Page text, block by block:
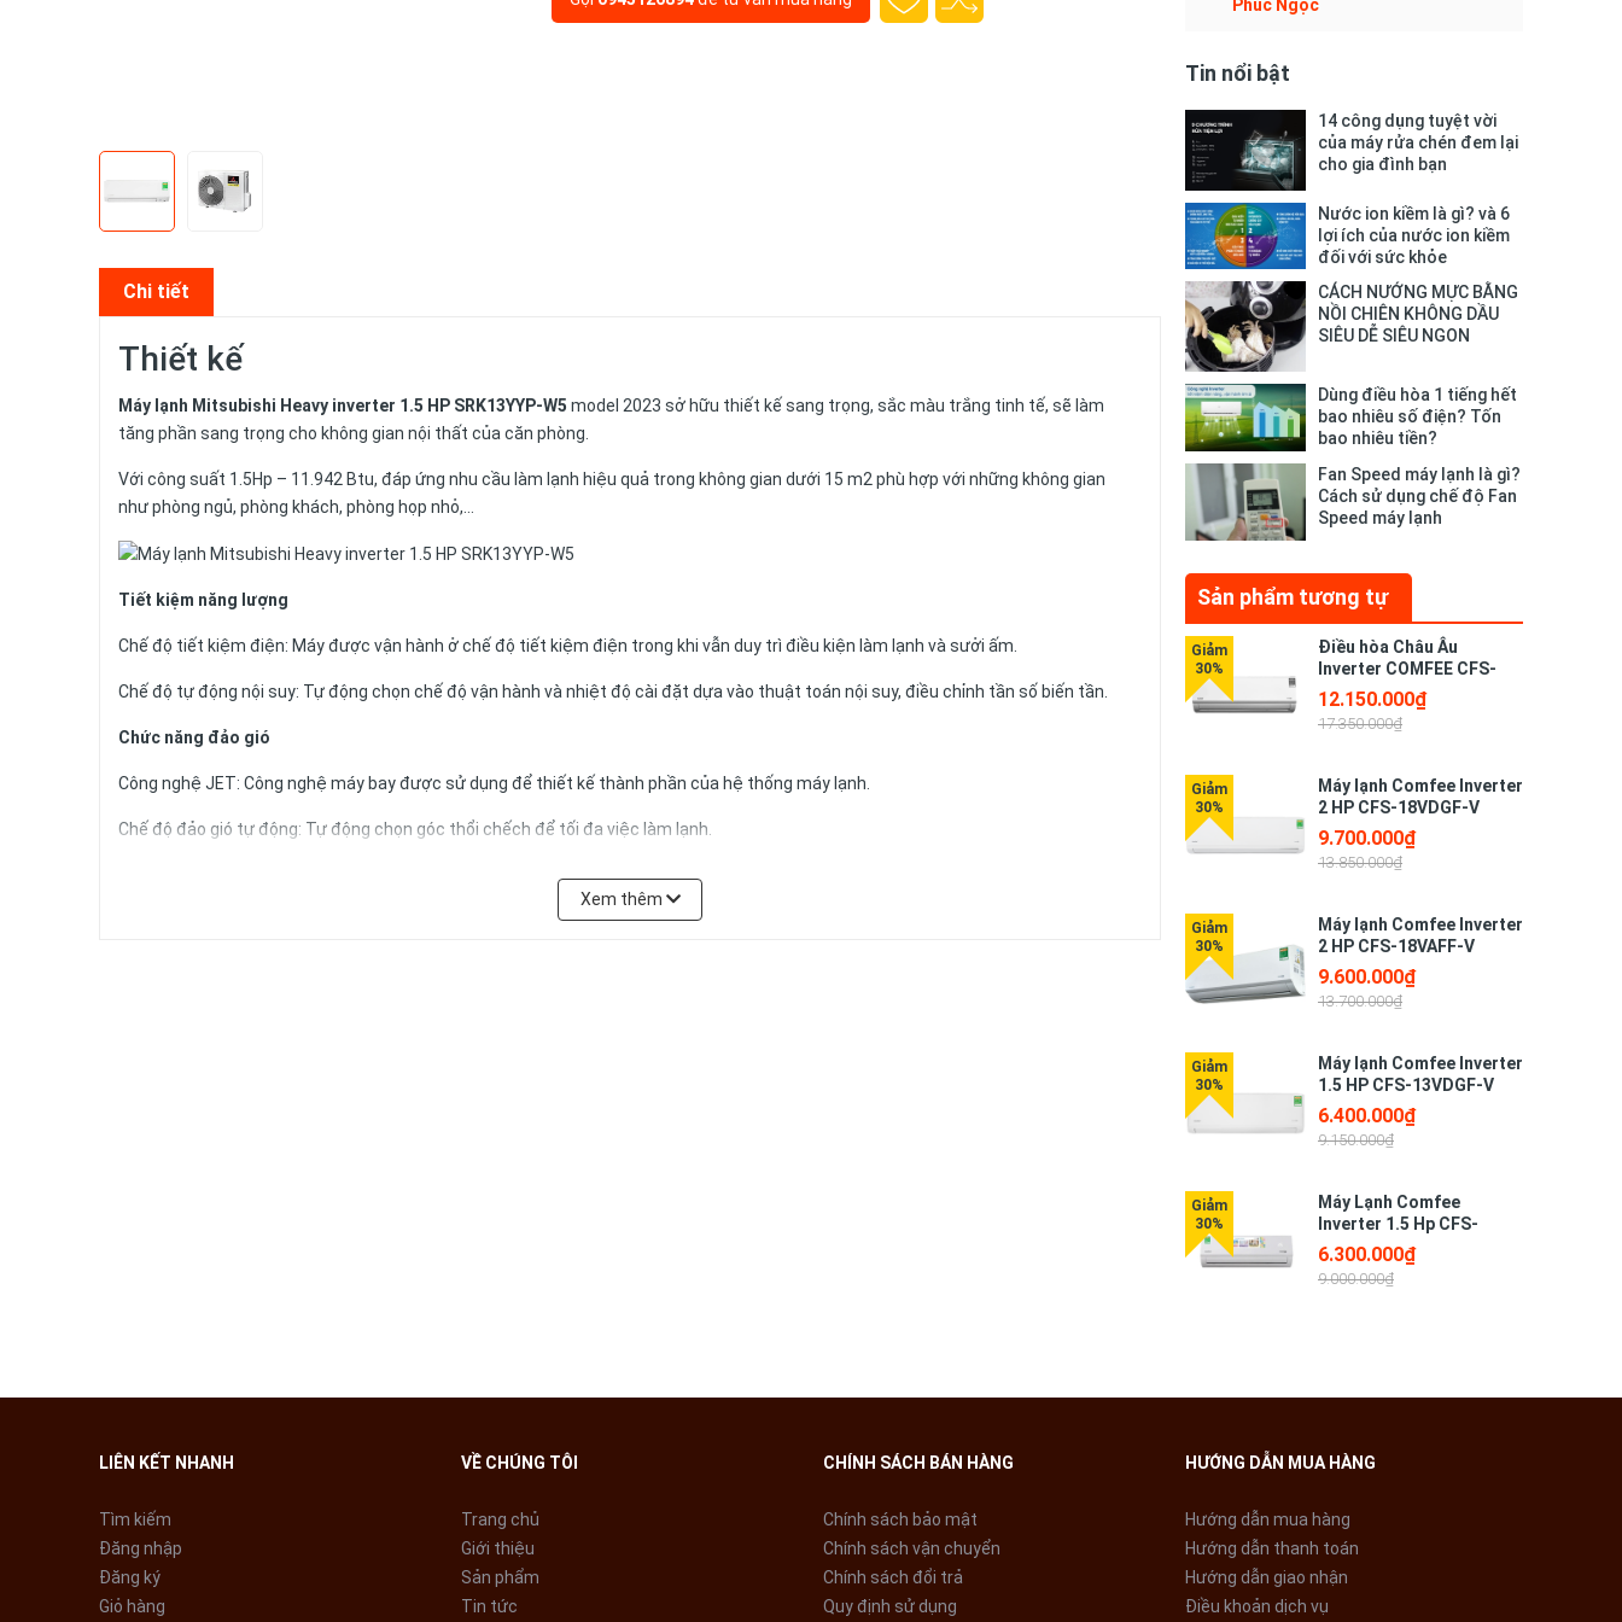
Chi tiết
Thiết kế
Máy lạnh Mitsubishi Heavy inverter 1.5 HP SRK13YYP-W5 model 2023 sở hữu thiết kế sang trọng, sắc màu trắng tinh tế, sẽ làm
tăng phần sang trọng cho không gian nội thất của căn phòng.
Với công suất 1.5Hp – 11.942 Btu, đáp ứng nhu cầu làm lạnh hiệu quả trong không gian dưới 15 m2 phù hợp với những không gian
như phòng ngủ, phòng khách, phòng họp nhỏ,…
Tiết kiệm năng lượng
Chế độ tiết kiệm điện: Máy được vận hành ở chế độ tiết kiệm điện trong khi vẫn duy trì điều kiện làm lạnh và sưởi ấm.
Chế độ tự động nội suy: Tự động chọn chế độ vận hành và nhiệt độ cài đặt dựa vào thuật toán nội suy, điều chỉnh tần số biến tần.
Chức năng đảo gió
Công nghệ JET: Công nghệ máy bay được sử dụng để thiết kế thành phần của hệ thống máy lạnh.
Chế độ đảo gió tự động: Tự động chọn góc thổi chếch để tối đa việc làm lạnh.
Chế độ nhớ vị trí cánh đảo: Khi cánh tản gió quay, bạn có thể chọn vị trí dừng bất kỳ của chúng. Khi khởi động lại máy, máy sẽ nhớ vị trí
Chức năng khởi động tiện nghi: Trong hoạt động ON-TIMER, máy có thể khởi động sớm so với giờ cài đặt nhằm giúp nhiệt độ phòng
Kích thước nhỏ gọn: Nhờ vào công nghệ “Heavy Duty Micro” ứng dụng vào cấu hình cánh tản nhiệt mới, tạo ra dòng sản phẩm có kích
thước nhỏ gọn.
Xem thêm
Phúc Ngọc
Tin nổi bật
14 công dụng tuyệt vời
của máy rửa chén đem lại
cho gia đình bạn
Nước ion kiềm là gì? và 6
lợi ích của nước ion kiềm
đối với sức khỏe
CÁCH NƯỚNG MỰC BẰNG
NỒI CHIÊN KHÔNG DẦU
SIÊU DỄ SIÊU NGON
Dùng điều hòa 1 tiếng hết
bao nhiêu số điện? Tốn
bao nhiêu tiền?
Fan Speed máy lạnh là gì?
Cách sử dụng chế độ Fan
Speed máy lạnh
Sản phẩm tương tự
Điều hòa Châu Âu
Inverter COMFEE CFS-
25VAF
12.150.000₫
17.350.000₫
Máy lạnh Comfee Inverter
2 HP CFS-18VDGF-V
9.700.000₫
13.850.000₫
Máy lạnh Comfee Inverter
2 HP CFS-18VAFF-V
9.600.000₫
13.700.000₫
Máy lạnh Comfee Inverter
1.5 HP CFS-13VDGF-V
6.400.000₫
9.150.000₫
Máy Lạnh Comfee
Inverter 1.5 Hp CFS-
13VAF
6.300.000₫
9.000.000₫
LIÊN KẾT NHANH
Tìm kiếm
Đăng nhập
Đăng ký
Giỏ hàng
VỀ CHÚNG TÔI
Trang chủ
Giới thiệu
Sản phẩm
Tin tức
CHÍNH SÁCH BÁN HÀNG
Chính sách bảo mật
Chính sách vận chuyển
Chính sách đổi trả
Quy định sử dụng
HƯỚNG DẪN MUA HÀNG
Hướng dẫn mua hàng
Hướng dẫn thanh toán
Hướng dẫn giao nhận
Điều khoản dịch vụ